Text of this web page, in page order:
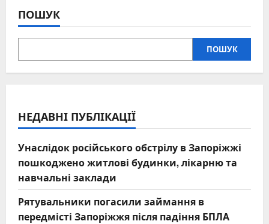
ПОШУК
ПОШУК
НЕДАВНІ ПУБЛІКАЦІЇ
Унаслідок російського обстрілу в Запоріжжі
пошкоджено житлові будинки, лікарню та
навчальні заклади
Рятувальники погасили займання в
передмісті Запоріжжя після падіння БПЛА